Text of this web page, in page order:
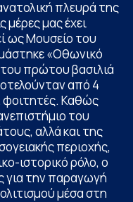
πλευρά της
μέρες μας έχει
ως Μουσείο του
«Οθωνικό
πρώτου βασιλιά
από 4
φοιτητές. Καθώς
του
αλλά και της
περιοχής,
ιστορικό ρόλο, ο
για την παραγωγή
μέσα στη